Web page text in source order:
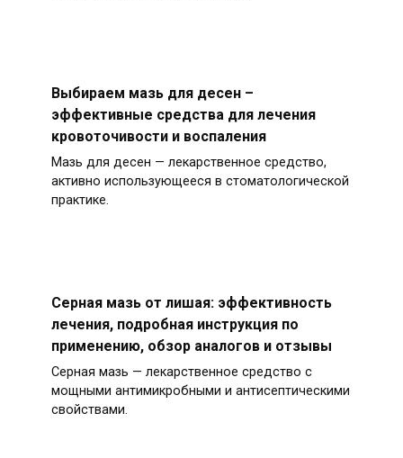
Выбираем мазь для десен –
эффективные средства для лечения
кровоточивости и воспаления
Мазь для десен — лекарственное средство,
активно использующееся в стоматологической
практике.
Серная мазь от лишая: эффективность
лечения, подробная инструкция по
применению, обзор аналогов и отзывы
Серная мазь — лекарственное средство с
мощными антимикробными и антисептическими
свойствами.